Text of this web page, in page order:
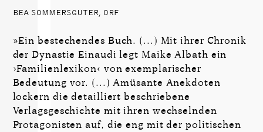
BEA SOMMERSGUTER, ORF
»Ein bestechendes Buch. (...) Mit ihrer Chronik
der Dynastie Einaudi legt Maike Albath ein
›Familienlexikon‹ von exemplarischer
Bedeutung vor. (...) Amüsante Anekdoten
lockern die detailliert beschriebene
Verlagsgeschichte mit ihren wechselnden
Protagonisten auf, die eng mit der politischen